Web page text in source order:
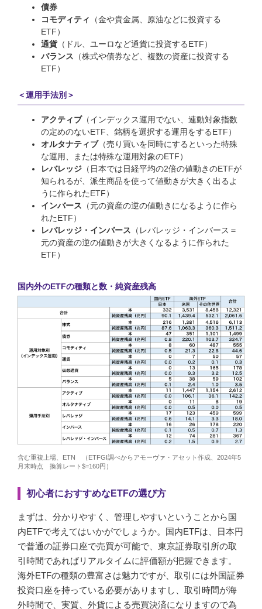
債券
コモディティ
（金や貴金属、原油などに投資する
ETF）
通貨 （ドル、ユーロなど通貨に投資するETF）
バランス （株式や債券など、複数の資産に投資する
ETF）
＜運用手法別＞
アクティブ（インデックス運用でない、連動対象指数
の定めのないETF、銘柄を選択する運用をするETF）
オルタナティブ（売り買いを同時にするといった特殊
な運用、または特殊な運用対象のETF）
レバレッジ （日本では日経平均の2倍の値動きのETFが
知られるが、派生商品を使って値動きが大きく出るよ
うに作られたETF）
インバース （元の資産の逆の値動きになるように作ら
れたETF）
レバレッジ・インバース （レバレッジ・インバース＝
元の資産の逆の値動きが大きくなるように作られた
ETF）
国内外のETFの種類と数・純資産残高
含む重複上場、ETN （ETFGI調べからアモーヴァ・アセット作成、2024年5
月末時点 換算レート$=160円）
初心者におすすめなETFの選び方
まずは、分かりやすく、管理しやすいということから国
内ETFで考えてはいかがでしょうか。国内ETFは、日本円
で普通の証券口座で売買が可能で、東京証券取引所の取
引時間であればリアルタイムに評価額が把握できます。
海外ETFの種類の豊富さは魅力ですが、取引には外国証券
投資口座を持っている必要がありますし、取引時間が海
外時間で、実質、外貨による売買決済になりますので為